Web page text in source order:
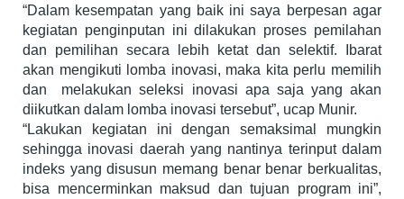
“Dalam kesempatan yang baik ini saya berpesan agar
kegiatan penginputan ini dilakukan proses pemilahan
dan pemilihan secara lebih ketat dan selektif. Ibarat
akan mengikuti lomba inovasi, maka kita perlu memilih
dan melakukan seleksi inovasi apa saja yang akan
diikutkan dalam lomba inovasi tersebut”, ucap Munir.
“Lakukan kegiatan ini dengan semaksimal mungkin
sehingga inovasi daerah yang nantinya terinput dalam
indeks yang disusun memang benar benar berkualitas,
bisa mencerminkan maksud dan tujuan program ini”,